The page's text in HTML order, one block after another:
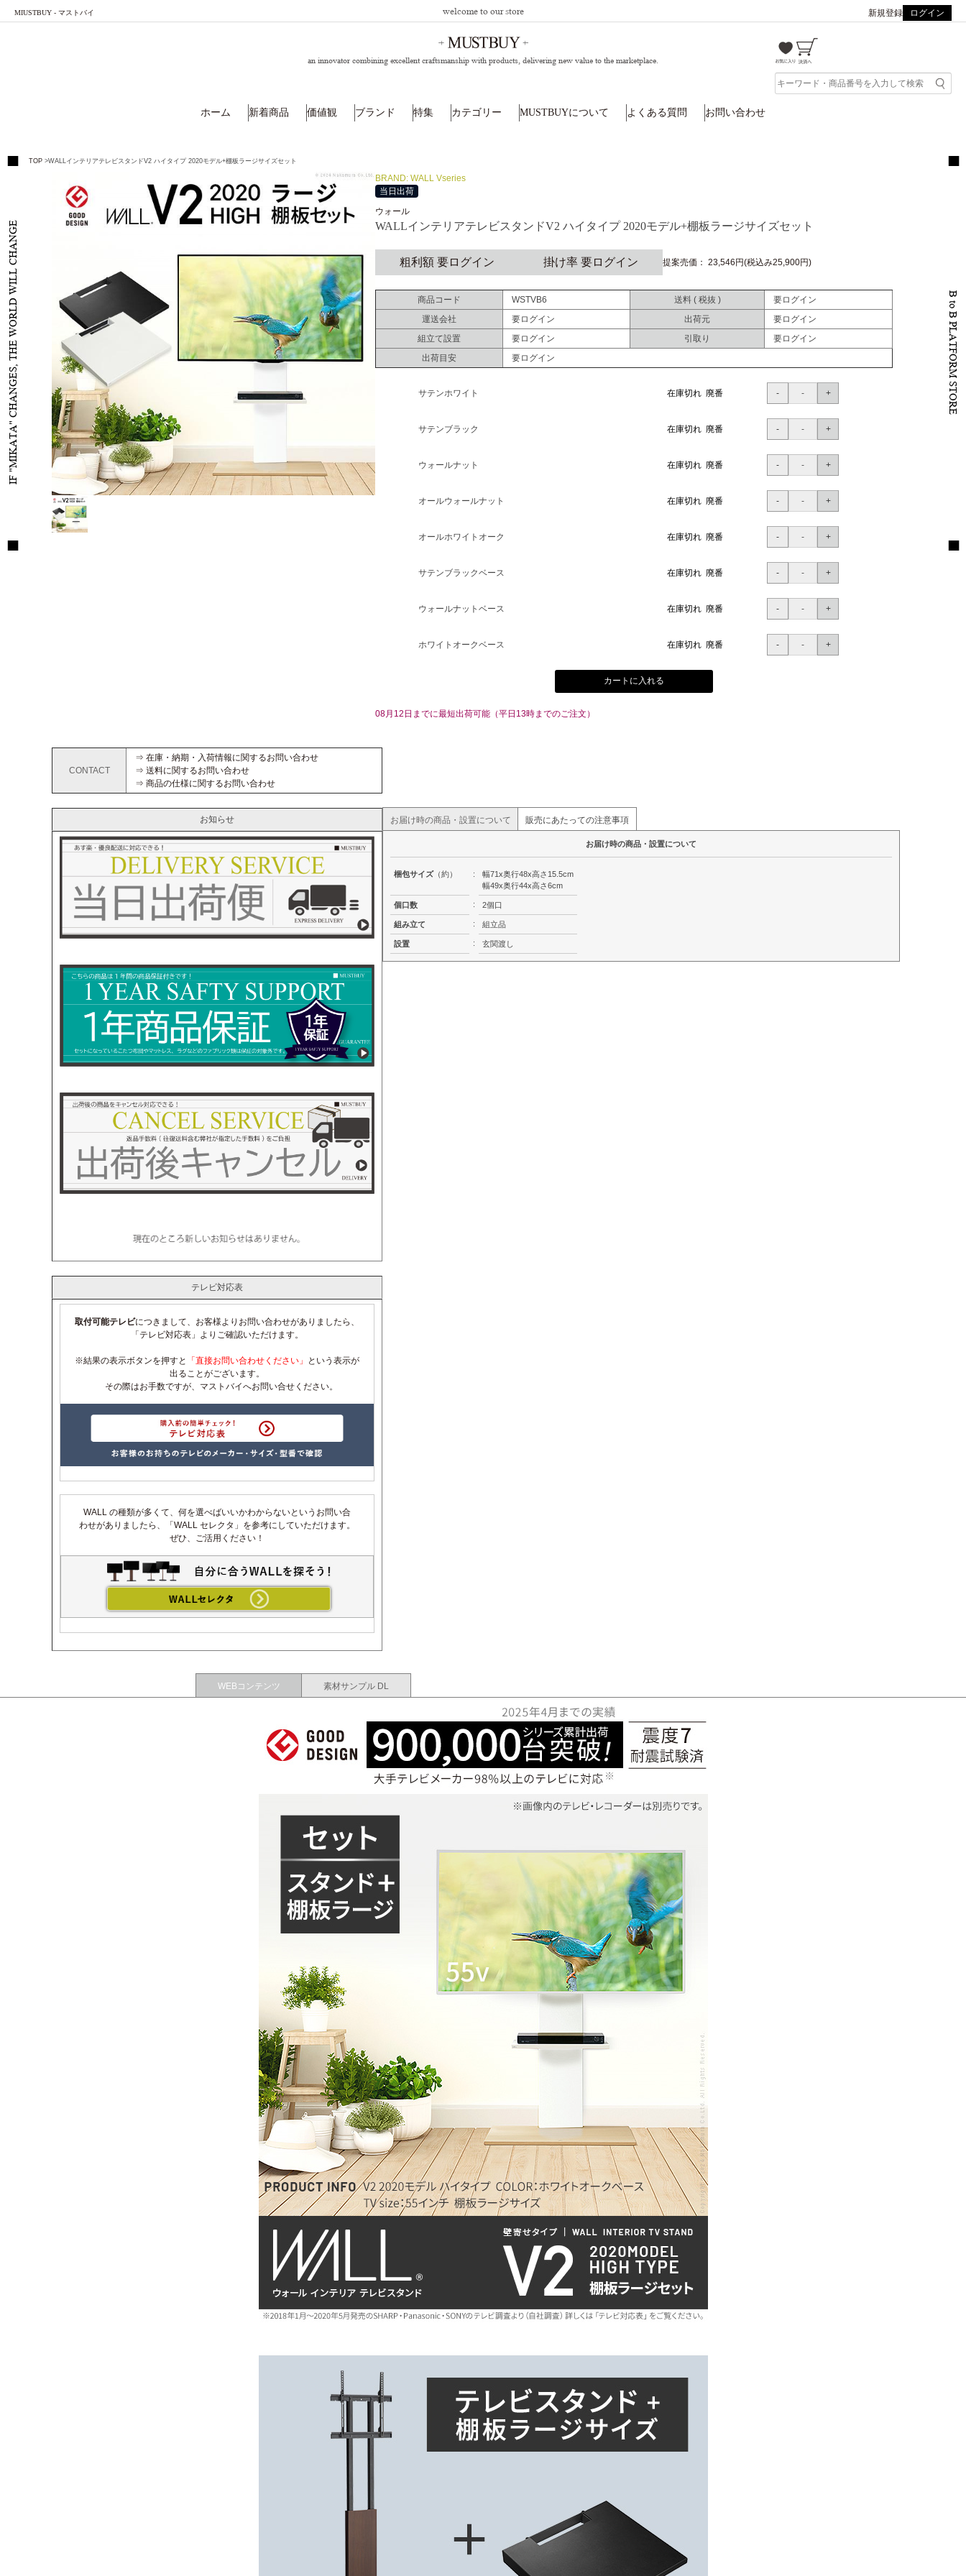
MIUSTBUY - マストバイ welcome to our store 新規登録 ログイン
an innovator combining excellent craftsmanship with products,delivering new value to the marketplace.
ホーム 新着商品 価値観 ブランド 特集 カテゴリー MUSTBUYについて よくある質問 お問い合わせ
TOP >WALLインテリアテレビスタンドV2 ハイタイプ 2020モデル+棚板ラージサイズセット
BRAND: WALL Vseries
当日出荷
ウォール
WALLインテリアテレビスタンドV2 ハイタイプ 2020モデル+棚板ラージサイズセット
粗利額 要ログイン 掛け率 要ログイン 提案売価： 23,546円(税込み25,900円)
商品コード WSTVB6 送料 ( 税抜 )
要ログイン
運送会社
要ログイン 出荷元
要ログイン
組立て設置
要ログイン 引取り
要ログイン
出荷目安
要ログイン
サテンホワイト 在庫切れ 廃番
サテンブラック 在庫切れ 廃番
ウォールナット 在庫切れ 廃番
オールウォールナット 在庫切れ 廃番
オールホワイトオーク 在庫切れ 廃番
サテンブラックベース 在庫切れ 廃番
ウォールナットベース 在庫切れ 廃番
ホワイトオークベース 在庫切れ 廃番
カートに入れる
08月12日までに最短出荷可能（平日13時までのご注文）
CONTACT
⇒ 在庫・納期・入荷情報に関するお問い合わせ
⇒ 送料に関するお問い合わせ
⇒ 商品の仕様に関するお問い合わせ
お知らせ
テレビ対応表
取付可能テレビにつきまして、お客様よりお問い合わせがありましたら、
「テレビ対応表」よりご確認いただけます。
※結果の表示ボタンを押すと 「直接お問い合わせください」
という表示が
出ることがございます。
その際はお手数ですが、マストバイへお問い合せください。
WALL の種類が多くて、何を選べばいいかわからないというお問い合
わせがありましたら、「WALL セレクタ」を参考にしていただけます。
ぜひ、ご活用ください！
お届け時の商品・設置について 販売にあたっての注意事項
お届け時の商品・設置について
梱包サイズ（約） :
幅71x奥行48x高さ15.5cm
幅49x奥行44x高さ6cm
個口数 : 2個口
組み立て : 組立品
設置 : 玄関渡し
WEBコンテンツ 素材サンプル DL
IF "MIKATA" CHANGES, THE WORLD WILL CHANGE B to B PLATFORM STORE